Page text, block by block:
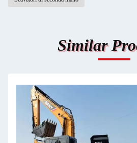
Similar